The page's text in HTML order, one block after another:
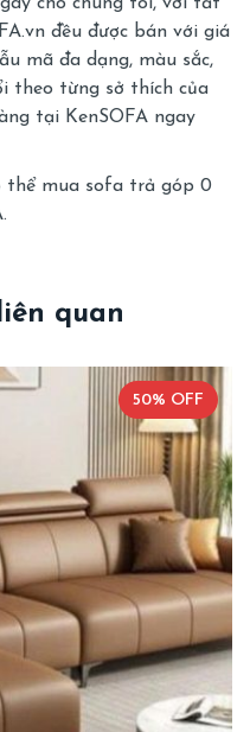
đều được bán với giá
mã đa dạng, màu sắc,
theo từng sở thích của
tại KenSOFA ngay
thể mua sofa trả góp 0
quan
50% OFF